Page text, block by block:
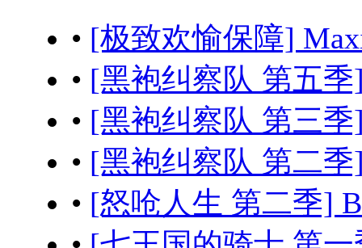
• [极致欢愉保障]
• [黑袍纠察队 第五季
• [黑袍纠察队 第三季
• [黑袍纠察队 第二季
• [怒呛人生 第二季]